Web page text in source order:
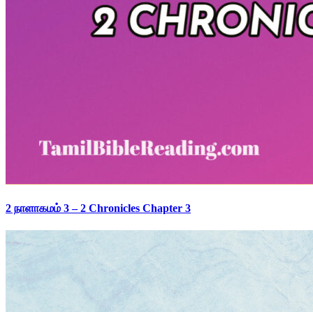
2 நாளாகமம் 3 – 2 Chronicles Chapter 3